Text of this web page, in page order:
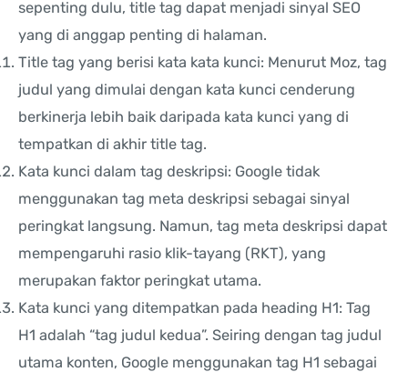
sepenting dulu, title tag dapat menjadi sinyal SEO
yang di anggap penting di halaman.
Title tag yang berisi kata kata kunci: Menurut Moz, tag
judul yang dimulai dengan kata kunci cenderung
berkinerja lebih baik daripada kata kunci yang di
tempatkan di akhir title tag.
Kata kunci dalam tag deskripsi: Google tidak
menggunakan tag meta deskripsi sebagai sinyal
peringkat langsung. Namun, tag meta deskripsi dapat
mempengaruhi rasio klik-tayang (RKT), yang
merupakan faktor peringkat utama.
Kata kunci yang ditempatkan pada heading H1: Tag
H1 adalah “tag judul kedua”. Seiring dengan tag judul
utama konten, Google menggunakan tag H1 sebagai